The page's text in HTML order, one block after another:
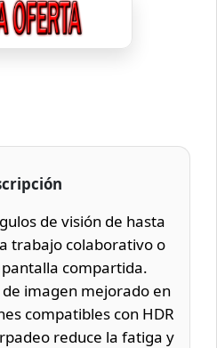
de visión de hasta
trabajo colaborativo o
compartida.
imagen mejorado en
compatibles con HDR
reduce la fatiga y